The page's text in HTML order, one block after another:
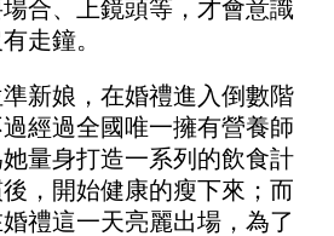
合、上鏡頭等，才會意識
走鐘。
新娘，在婚禮進入倒數階
經過全國唯一擁有營養師
量身打造一系列的飲食計
，開始健康的瘦下來；而
禮這一天亮麗出場，為了